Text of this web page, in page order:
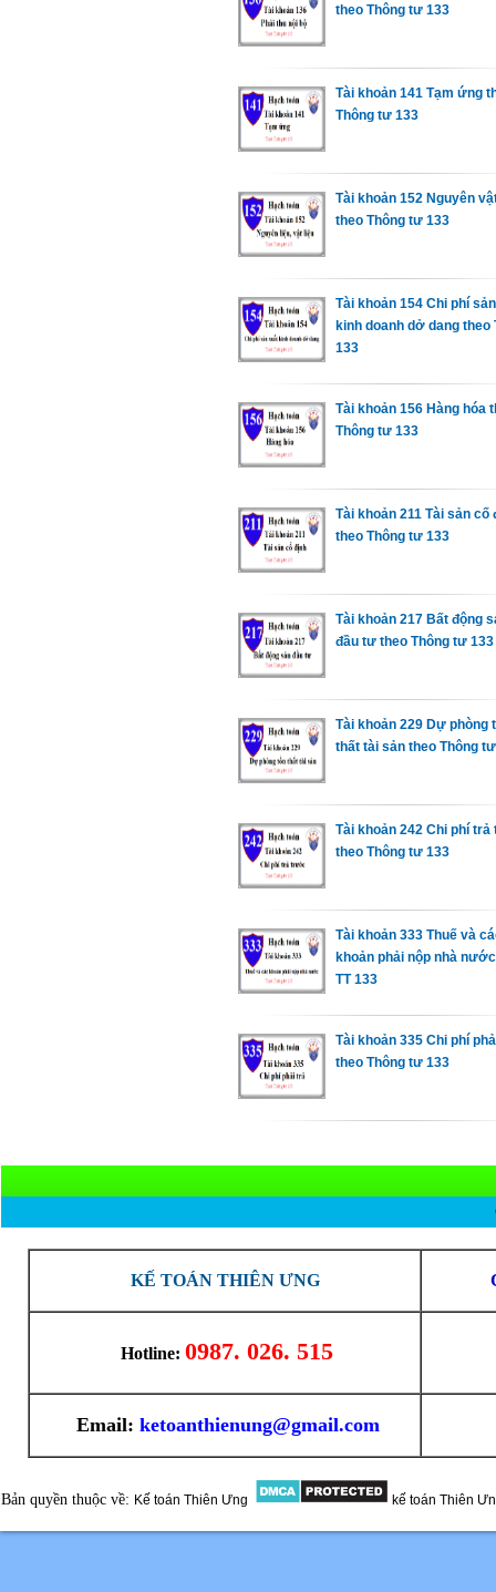
theo Thông tư 133
Tài khoản 141 Tạm ứng
Thông tư 133
Tài khoản 152 Nguyên
theo Thông tư 133
Tài khoản 154 Chi phí
kinh doanh dở dang theo
133
Tài khoản 156 Hàng hóa
Thông tư 133
Tài khoản 211 Tài sản cố
theo Thông tư 133
Tài khoản 217 Bất động
đầu tư theo Thông tư 133
Tài khoản 229 Dự phòng
thất tài sản theo Thông
Tài khoản 242 Chi phí
theo Thông tư 133
Tài khoản 333 Thuế và
khoản phải nộp nhà
TT 133
Tài khoản 335 Chi phí
theo Thông tư 133
KẾ TOÁN THIÊN ƯNG
Hotline: 0987. 026. 515
Email: ketoanthienung@gmail.com
Bản quyền thuộc về: Kế toán Thiên Ưng kế toán Thiên